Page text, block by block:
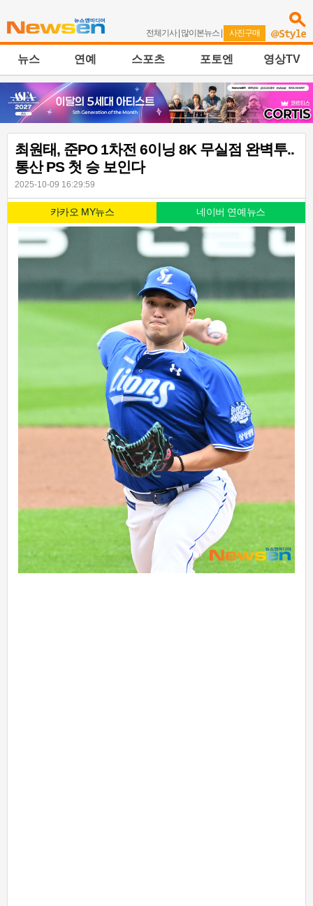
전체기사| 많이본뉴스 | 사진구매
뉴스 연예 스포츠 포토엔 영상TV
최원태, 준PO 1차전 6이닝 8K 무실점 완벽투..
통산 PS 첫 승 보인다
2025-10-09 16:29:59
카카오 MY뉴스 네이버 연예뉴스